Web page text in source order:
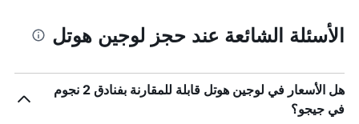
الأسئلة الشائعة عند حجز لوجين هوتل
هل الأسعار في لوجين هوتل قابلة للمقارنة بفنادق 2 نجوم
في جيجو؟